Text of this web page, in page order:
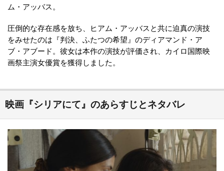
ム・アッバス。
圧倒的な存在感を放ち、ヒアム・アッバスと共に迫真の演技
をみせたのは『判決、ふたつの希望』のディアマンド・ア
ブ・アブード。彼女は本作の演技が評価され、カイロ国際映
画祭主演女優賞を獲得しました。
映画『シリアにて』のあらすじとネタバレ